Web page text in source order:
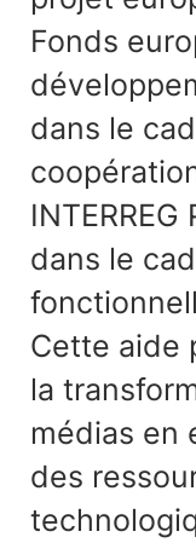
Fonds
dans le
dans le
Cette aide
la
médias en
des